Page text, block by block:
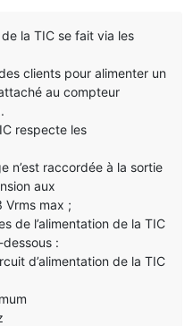
de la TIC se fait via les
clients pour alimenter un
au compteur
respecte les
n’est raccordée à la sortie
aux
Vrms max ;
de l’alimentation de la TIC
:
d’alimentation de la TIC